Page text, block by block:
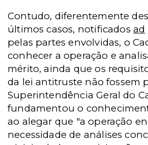
Contudo, diferentemente
últimos casos, notificadosad
pelas partes envolvidas, o
conhecer a operação e
mérito, ainda que os
da lei antitruste não fossem
Superintendência Geral do
fundamentou o
ao alegar que "a operação
necessidade de análises